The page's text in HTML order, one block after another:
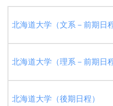
北海道大学（文系－前期日程
北海道大学（理系－前期日程
北海道大学（後期日程）